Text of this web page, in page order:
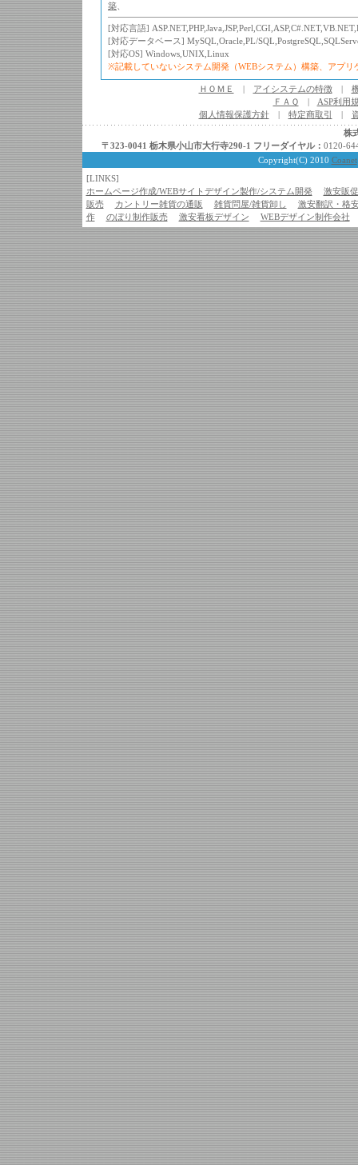
築
[対応言語]
[対応データベース] MySQL,Oracle,PL/
[対応OS] Windows,UNIX,Linux
※記載していないシステム開発（WEBシステム）構築、アプ
ＨＯＭＥ | アイシステムの特徴|
ＦＡＱ |
ASP利用
個人情報保護方針| 特定商取引 |
株
〒323-0041 栃木県小山市大行寺290-1 フリーダイヤル： 0120-
Copyright(C) 2010 Coanet
[LINKS]
ホームページ作成/WEBサイトデザイン製作/システム開発
激安販
販売
カントリー雑貨の通販 雑貨問屋/雑貨卸し
激安翻訳・格
作
のぼり制作販売 激安看板デザイン WEBデザイン制作会社